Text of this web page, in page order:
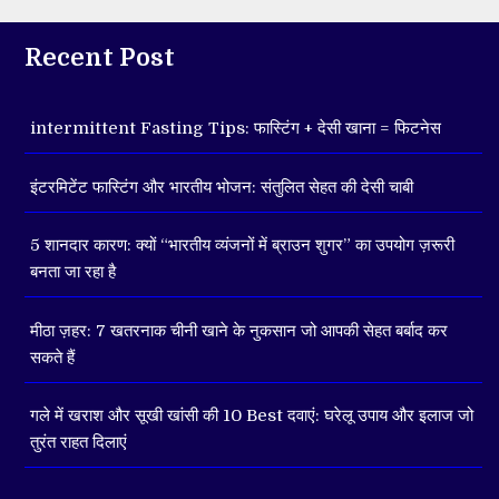
Recent Post
intermittent Fasting Tips: फास्टिंग + देसी खाना = फिटनेस
इंटरमिटेंट फास्टिंग और भारतीय भोजन: संतुलित सेहत की देसी चाबी
5 शानदार कारण: क्यों “भारतीय व्यंजनों में ब्राउन शुगर” का उपयोग ज़रूरी
बनता जा रहा है
मीठा ज़हर: 7 खतरनाक चीनी खाने के नुकसान जो आपकी सेहत बर्बाद कर
सकते हैं
गले में खराश और सूखी खांसी की 10 Best दवाएं: घरेलू उपाय और इलाज जो
तुरंत राहत दिलाएं